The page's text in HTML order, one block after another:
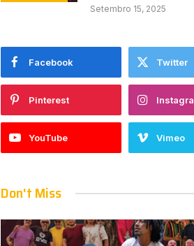
Setembro 15, 2025
Facebook Twitter
Pinterest
YouTube Vimeo
Don't Miss